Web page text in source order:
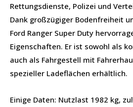
Rettungsdienste, Polizei und
Dank großzügiger Bodenfreiheit
Ford Ranger Super Duty
Eigenschaften. Er ist sowohl als
auch als Fahrgestell mit
spezieller Ladeflächen erhältlich.
Einige Daten: Nutzlast 1982 kg,